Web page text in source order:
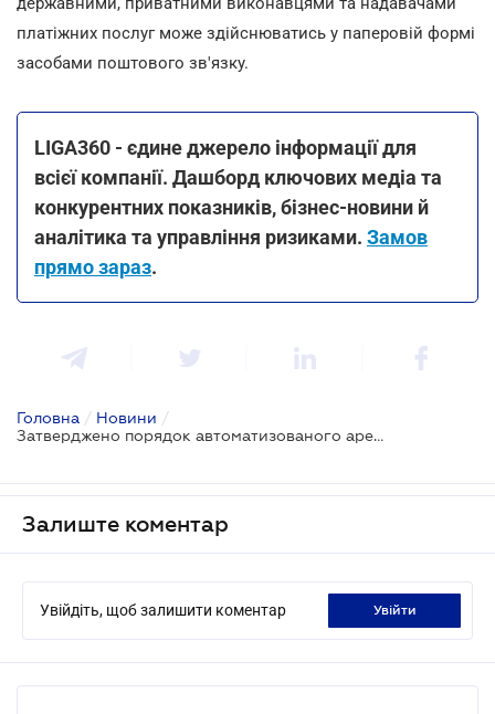
платіжних послуг може здійснюватись у паперовій формі
засобами поштового зв'язку.
LIGA360 - єдине джерело інформації для
всієї компанії. Дашборд ключових медіа та
конкурентних показників, бізнес-новини й
аналітика та управління ризиками. Замов
прямо зараз.
Головна / Новини /
Затверджено порядок автоматизованого арешту електронних грошей боржників
Залиште коментар
Увійдіть, щоб залишити коментар увійти